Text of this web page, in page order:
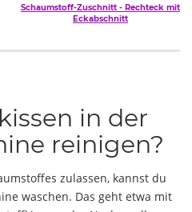
Schaumstoff-Zuschnitt - Rechteck mit
Eckabschnitt
in der
reinigen?
zulassen, kannst du
waschen. Das geht etwa mit